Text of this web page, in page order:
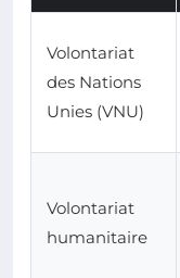
Volontariat
des Nations
Unies (VNU)
Volontariat
humanitaire